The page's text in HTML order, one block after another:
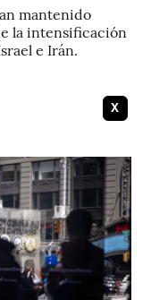
mantenido
la intensificación
e Irán.
X